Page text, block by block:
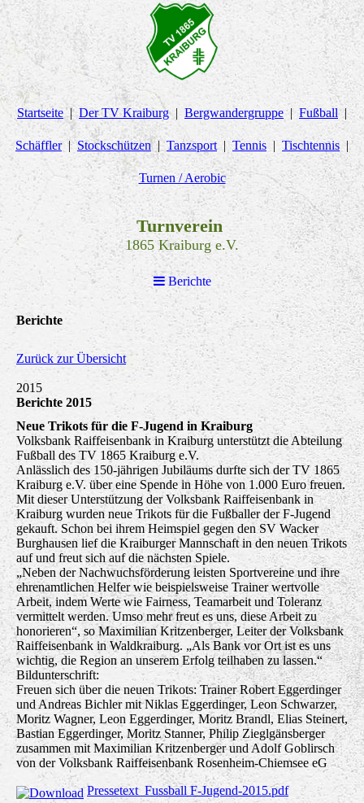
Startseite Der TV Kraiburg Bergwandergruppe Fußball
Schäffler Stockschützen Tanzsport Tennis Tischtennis
Turnen / Aerobic
Turnverein
1865 Kraiburg e.V.
Berichte
Berichte
Zurück zur Übersicht
2015
Berichte 2015
Neue Trikots für die F-Jugend in Kraiburg
Volksbank Raiffeisenbank in Kraiburg unterstützt die Abteilung
Fußball des TV 1865 Kraiburg e.V.
Anlässlich des 150-jährigen Jubiläums durfte sich der TV 1865
Kraiburg e.V. über eine Spende in Höhe von 1.000 Euro freuen.
Mit dieser Unterstützung der Volksbank Raiffeisenbank in
Kraiburg wurden neue Trikots für die Fußballer der F-Jugend
gekauft. Schon bei ihrem Heimspiel gegen den SV Wacker
Burghausen lief die Kraiburger Mannschaft in den neuen Trikots
auf und freut sich auf die nächsten Spiele.
„Neben der Nachwuchsförderung leisten Sportvereine und ihre
ehrenamtlichen Helfer wie beispielsweise Trainer wertvolle
Arbeit, indem Werte wie Fairness, Teamarbeit und Toleranz
vermittelt werden. Umso mehr freut es uns, diese Arbeit zu
honorieren“, so Maximilian Kritzenberger, Leiter der Volksbank
Raiffeisenbank in Waldkraiburg. „Als Bank vor Ort ist es uns
wichtig, die Region an unserem Erfolg teilhaben zu lassen.“
Bildunterschrift:
Freuen sich über die neuen Trikots: Trainer Robert Eggerdinger
und Andreas Bichler mit Niklas Eggerdinger, Leon Schwarzer,
Moritz Wagner, Leon Eggerdinger, Moritz Brandl, Elias Steinert,
Bastian Eggerdinger, Moritz Stanner, Philip Zieglgänsberger
zusammen mit Maximilian Kritzenberger und Adolf Goblirsch
von der Volksbank Raiffeisenbank Rosenheim-Chiemsee eG
Pressetext_Fussball F-Jugend-2015.pdf